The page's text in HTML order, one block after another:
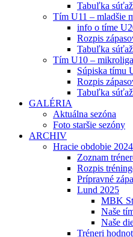
Tabuľka
Tím U11 – mladšie
info o tíme
Rozpis
Tabuľka
Tím U10 –
Súpiska tímu
Rozpis
Tabuľka
GALÉRIA
Aktuálna sezóna
Foto staršie sezóny
ARCHIV
Hracie obdobie
Zoznam
Rozpis
Prípravné
Lund 2025
MBK
Naše
Naše
Tréneri